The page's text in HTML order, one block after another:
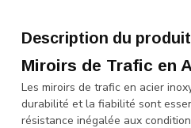
Description du produit
Miroirs de Trafic en
Les miroirs de trafic en acier
durabilité et la fiabilité sont
résistance inégalée aux